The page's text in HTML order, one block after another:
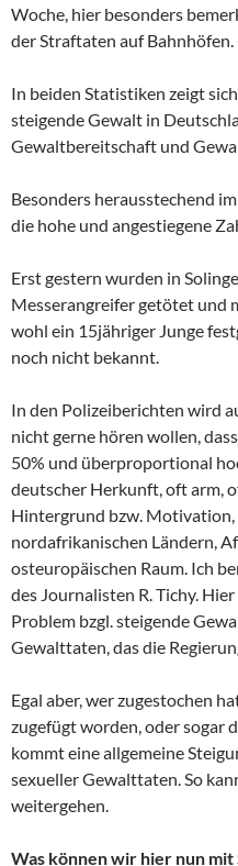
Woche, hier besonders
der Straftaten auf Bahnhöfen.
In beiden Statistiken zeigt
steigende Gewalt in
Gewaltbereitschaft und
Besonders herausstechend
die hohe und angestiegene
Erst gestern wurden in
Messerangreifer getötet und
wohl ein 15jähriger Junge
noch nicht bekannt.
In den Polizeiberichten wird
nicht gerne hören wollen,
50% und überproportional
deutscher Herkunft, oft arm,
Hintergrund bzw. Motivation,
nordafrikanischen Ländern,
osteuropäischen Raum. Ich
des Journalisten R. Tichy.
Problem bzgl. steigende
Gewalttaten, das die
Egal aber, wer zugestochen
zugefügt worden, oder sogar
kommt eine allgemeine
sexueller Gewalttaten. So
weitergehen.
Was können wir hier nun